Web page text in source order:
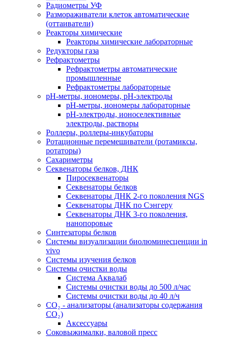
Радиометры УФ
Размораживатели клеток автоматические
(оттаиватели)
Реакторы химические
Реакторы химические лабораторные
Редукторы газа
Рефрактометры
Рефрактометры автоматические
промышленные
Рефрактометры лабораторные
рН-метры, иономеры, рН-электроды
рН-метры, иономеры лабораторные
рН-электроды, ионоселективные
электроды, растворы
Роллеры, роллеры-инкубаторы
Ротационные перемешиватели (ротамиксы,
ротаторы)
Сахариметры
Секвенаторы белков, ДНК
Пиросеквенаторы
Секвенаторы белков
Секвенаторы ДНК 2-го поколения NGS
Секвенаторы ДНК по Сэнгеру
Секвенаторы ДНК 3-го поколения,
нанопоровые
Синтезаторы белков
Системы визуализации биолюминесценции in
vivo
Системы изучения белков
Системы очистки воды
Система Аквалаб
Системы очистки воды до 500 л/час
Системы очистки воды до 40 л/ч
СО₂ - анализаторы (анализаторы содержания
СО₂)
Аксессуары
Соковыжималки, валовой пресс